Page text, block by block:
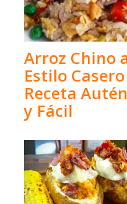
Arroz Chino
Estilo Casero
Receta
y Fácil